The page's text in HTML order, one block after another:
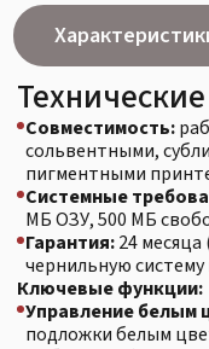
Системные требования:
МБ ОЗУ, 500 МБ
Гарантия:
24 месяца
чернильную систему и
Ключевые функции:
Управление белым
подложки белым
выборочная),
Матричная печать:
изображений с
зеркалирования
Цветокоррекция:
InkLimits и гибкое
Калибровка:
принтеров
Форматы:поддержка
изображений